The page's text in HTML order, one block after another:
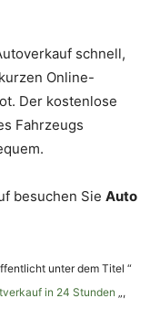
schnell,
Online-
Der kostenlose
Fahrzeugs
besuchen Sie Auto
unter dem Titel “
in 24 Stunden „,